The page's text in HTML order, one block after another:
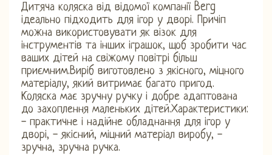
Дитяча коляска від відомої компанії Berg
ідеально підходить для ігор у дворі. Причіп
можна використовувати як візок для
інструментів та інших іграшок, щоб зробити час
ваших дітей на свіжому повітрі більш
приємним.Виріб виготовлено з якісного, міцного
матеріалу, який витримає багато пригод.
Коляска має зручну ручку і добре адаптована
до захоплення маленьких дітей.Характеристики:
- практичне і надійне обладнання для ігор у
дворі, - якісний, міцний матеріал виробу, -
зручна, зручна ручка.